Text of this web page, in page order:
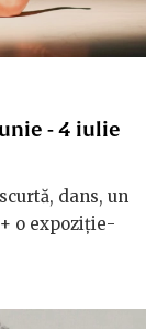
- 4 iulie
dans, un
o expoziție-